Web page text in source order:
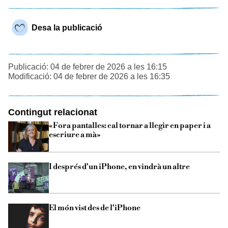
Desa la publicació
Publicació: 04 de febrer de 2026 a les 16:15
Modificació: 04 de febrer de 2026 a les 16:35
Contingut relacionat
«Fora pantalles: cal tornar a llegir en paper i a
escriure a mà»
I després d'un iPhone, en vindrà un altre
El món vist des de l'iPhone